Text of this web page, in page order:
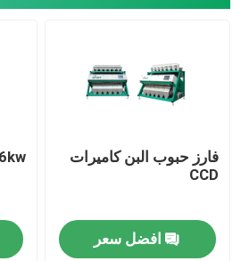
فارز حبوب البن كاميرات
CCD
افضل سعر
3.6kw آلة فرز حبوب البن